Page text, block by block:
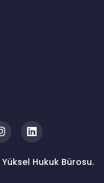
Yüksel Hukuk Bürosu.